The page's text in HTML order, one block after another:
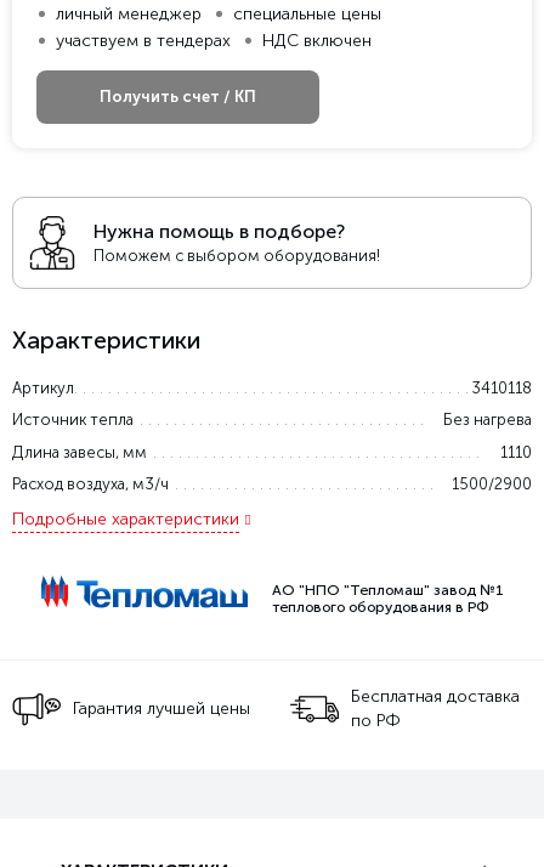
Нужна помощь в подборе?
Поможем с выбором оборудования!
Характеристики
Артикул
3410118
Источник тепла
Без нагрева
Длина завесы, мм
1110
Расход воздуха, м3/ч
1500/2900
Подробные характеристики
АО "НПО "Тепломаш" завод №1
теплового оборудования в РФ
личный менеджер
специальные цены
участвуем в тендерах
НДС включен
Получить счет / КП
Гарантия лучшей цены
Бесплатная доставка
по РФ